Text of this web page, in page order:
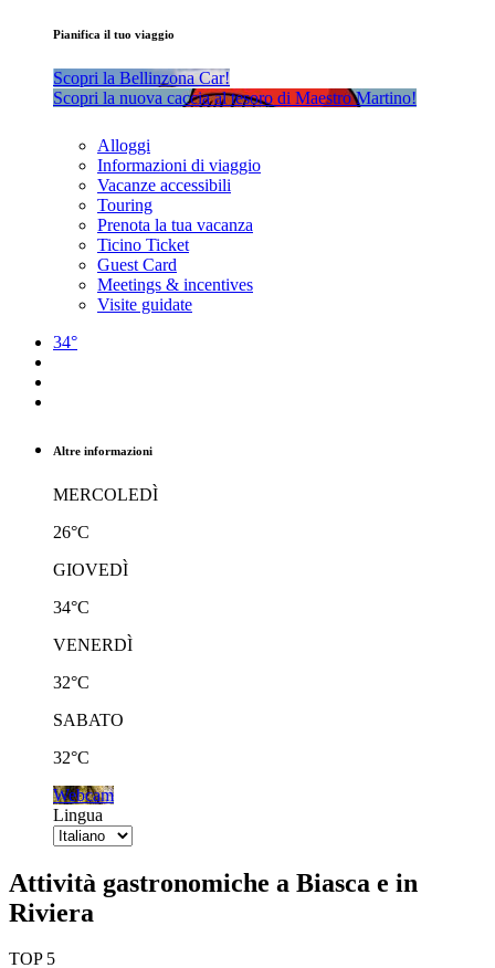
Pianifica il tuo viaggio
Scopri la Bellinzona Car!
Scopri la nuova caccia al tesoro di Maestro Martino!
Alloggi
Informazioni di viaggio
Vacanze accessibili
Touring
Prenota la tua vacanza
Ticino Ticket
Guest Card
Meetings & incentives
Visite guidate
34°
Altre informazioni
MERCOLEDÌ
26°C
GIOVEDÌ
34°C
VENERDÌ
32°C
SABATO
32°C
Webcam
Lingua
Attività gastronomiche a Biasca e in
Riviera
TOP 5